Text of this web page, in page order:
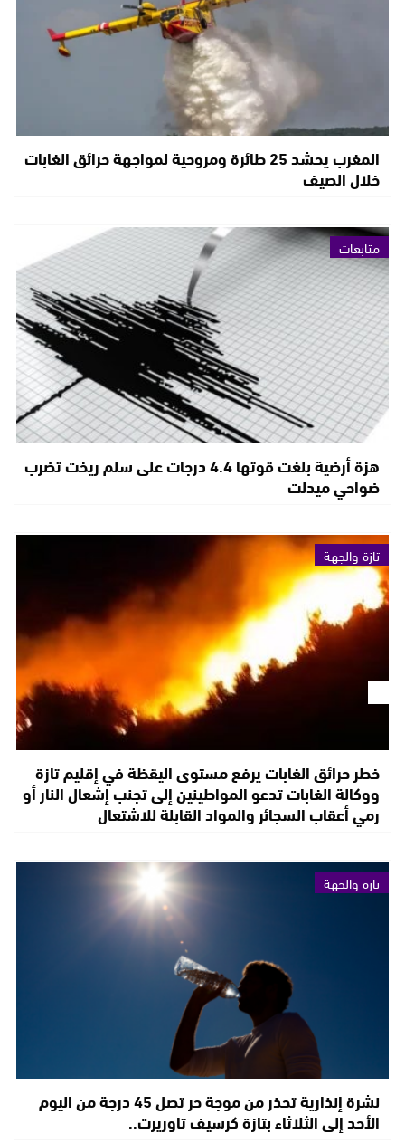
المغرب يحشد 25 طائرة ومروحية لمواجهة حرائق الغابات
خلال الصيف
متابعات
هزة أرضية بلغت قوتها 4.4 درجات على سلم ريخت تضرب
ضواحي ميدلت
تازة والجهة
خطر حرائق الغابات يرفع مستوى اليقظة في إقليم تازة
ووكالة الغابات تدعو المواطينين إلى تجنب إشعال النار أو
رمي أعقاب السجائر والمواد القابلة للاشتعال
تازة والجهة
نشرة إنذارية تحذر من موجة حر تصل 45 درجة من اليوم
الأحد إلى الثلاثاء بتازة كرسيف تاوريرت..